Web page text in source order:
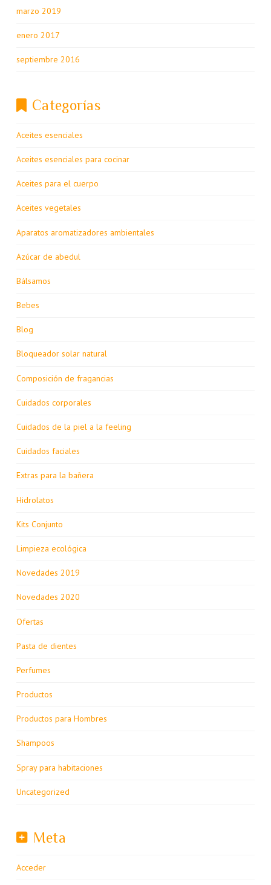
marzo 2019
enero 2017
septiembre 2016
Categorías
Aceites esenciales
Aceites esenciales para cocinar
Aceites para el cuerpo
Aceites vegetales
Aparatos aromatizadores ambientales
Azúcar de abedul
Bálsamos
Bebes
Blog
Bloqueador solar natural
Composición de fragancias
Cuidados corporales
Cuidados de la piel a la feeling
Cuidados faciales
Extras para la bañera
Hidrolatos
Kits Conjunto
Limpieza ecológica
Novedades 2019
Novedades 2020
Ofertas
Pasta de dientes
Perfumes
Productos
Productos para Hombres
Shampoos
Spray para habitaciones
Uncategorized
Meta
Acceder